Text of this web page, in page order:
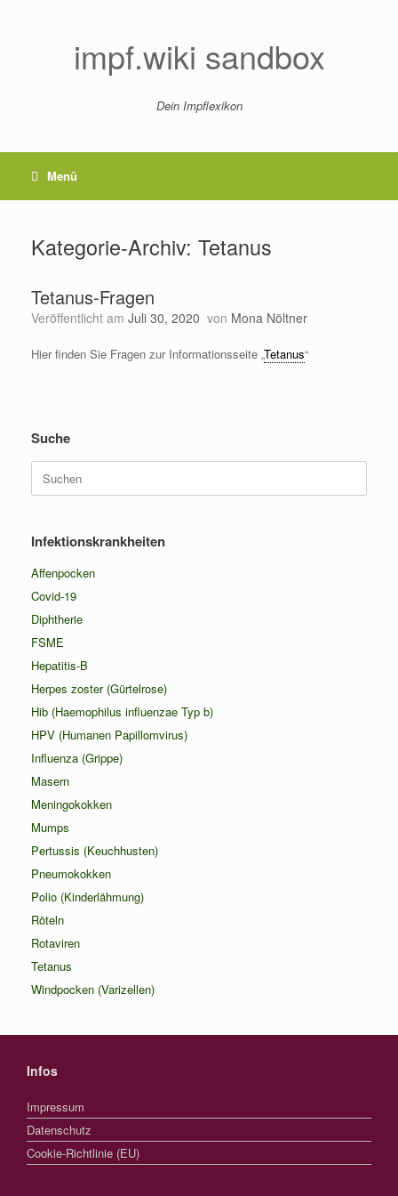
impf.wiki sandbox
Dein Impflexikon
Menü
Kategorie-Archiv: Tetanus
Tetanus-Fragen
Veröffentlicht am Juli 30, 2020 von Mona Nöltner
Hier finden Sie Fragen zur Informationsseite „Tetanus“
Suche
Suchen
nach:
Infektionskrankheiten
Affenpocken
Covid-19
Diphtherie
FSME
Hepatitis-B
Herpes zoster (Gürtelrose)
Hib (Haemophilus influenzae Typ b)
HPV (Humanen Papillomvirus)
Influenza (Grippe)
Masern
Meningokokken
Mumps
Pertussis (Keuchhusten)
Pneumokokken
Polio (Kinderlähmung)
Röteln
Rotaviren
Tetanus
Windpocken (Varizellen)
Infos
Impressum
Datenschutz
Cookie-Richtlinie (EU)